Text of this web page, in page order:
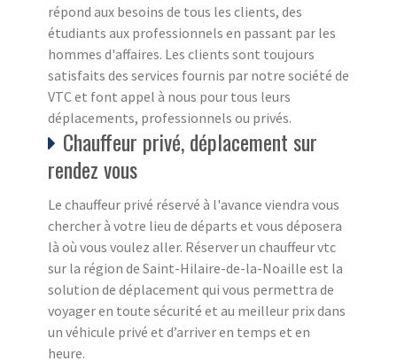
répond aux besoins de tous les clients, des
étudiants aux professionnels en passant par les
hommes d'affaires. Les clients sont toujours
satisfaits des services fournis par notre société de
VTC et font appel à nous pour tous leurs
déplacements, professionnels ou privés.
Chauffeur privé, déplacement sur
rendez vous
Le chauffeur privé réservé à l'avance viendra vous
chercher à votre lieu de départs et vous déposera
là où vous voulez aller. Réserver un chauffeur vtc
sur la région de Saint-Hilaire-de-la-Noaille est la
solution de déplacement qui vous permettra de
voyager en toute sécurité et au meilleur prix dans
un véhicule privé et d’arriver en temps et en
heure.